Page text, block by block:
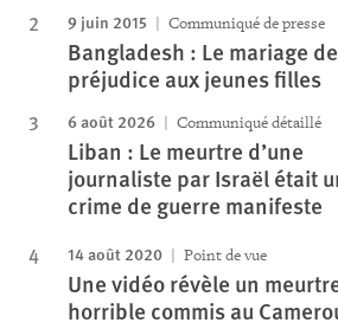
9 juin 2015 Communiqué de presse
Bangladesh : Le mariage
préjudice aux jeunes filles
6 août 2026 Communiqué détaillé
Liban : Le meurtre d’une
journaliste par Israël était
crime de guerre manifeste
14 août 2020 Point de vue
Une vidéo révèle un
horrible commis au